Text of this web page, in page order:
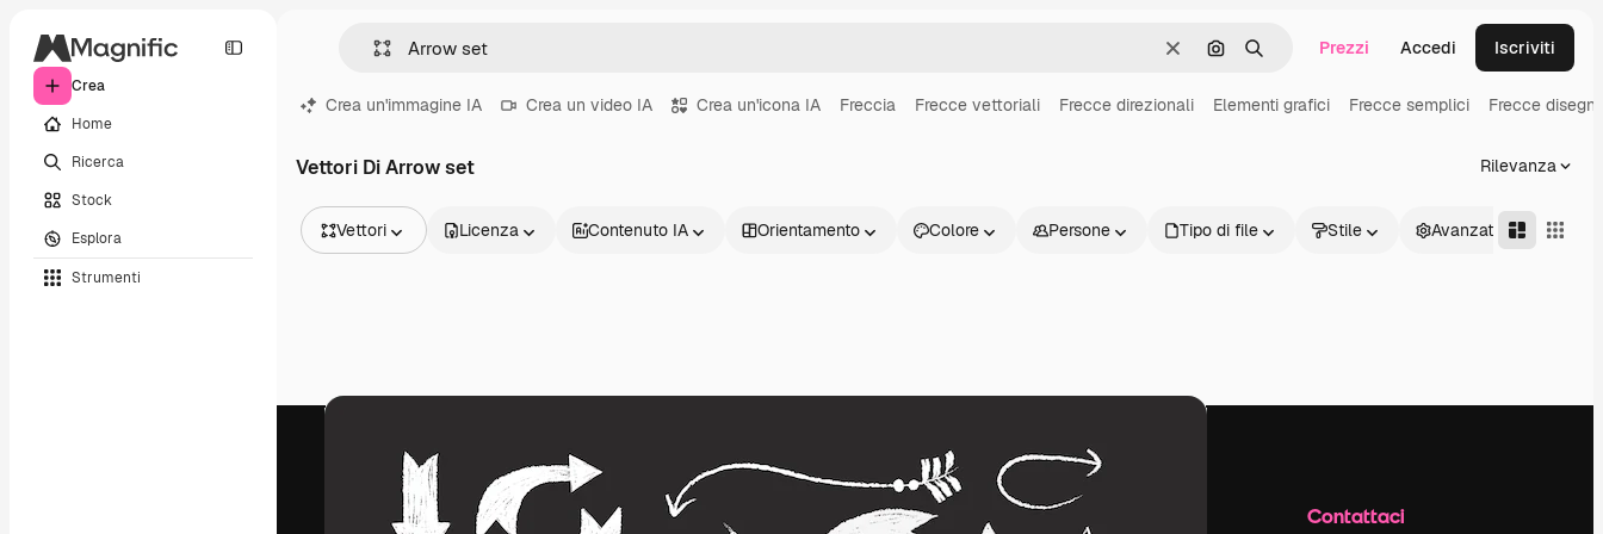
Crea
Home
Ricerca
Stock
Esplora
Strumenti
CancellaCerca per immagine
Ricerca Prezzi Accedi Iscriviti
Crea un'immagine IA Crea un video IA Crea un'icona IA Freccia Frecce vettoriali Frecce direzionali Elementi grafici Frecce semplici Frecce
Vettori Di Arrow set Rilevanza
Vettori
Video
Motion graphic
Modelli di video
Licenza Contenuto IA Orientamento Colore Persone Tipo di file Stile Avanzate
Inizia Contattaci